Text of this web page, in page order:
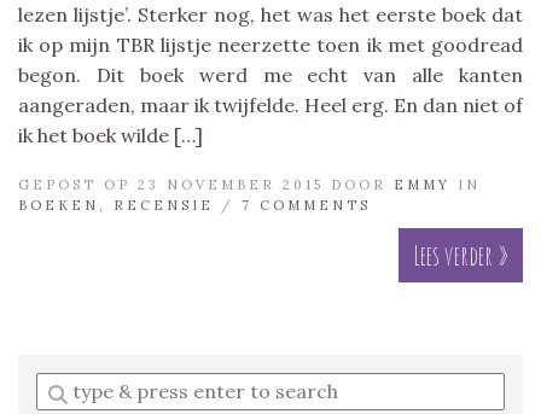
lezen lijstje’. Sterker nog, het was het eerste boek dat
ik op mijn TBR lijstje neerzette toen ik met goodread
begon. Dit boek werd me echt van alle kanten
aangeraden, maar ik twijfelde. Heel erg. En dan niet of
ik het boek wilde […]
GEPOST OP 23 NOVEMBER 2015 DOOR EMMY
IN
BOEKEN
RECENSIE / 7 COMMENTS
Lees verder »
Enter